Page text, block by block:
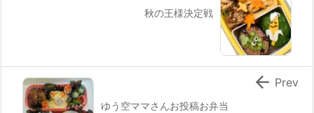
秋の王様決定戦
ゆう空ママさんお投稿お弁当
 Prev